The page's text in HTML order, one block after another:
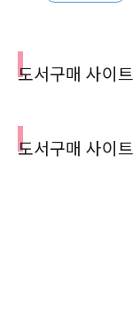
도서구매 사이트
도서구매 사이트